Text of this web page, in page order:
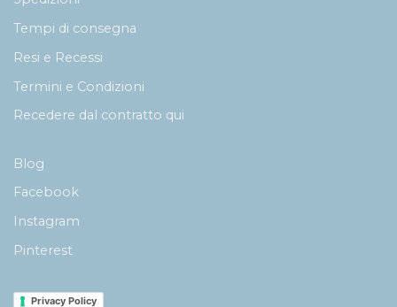
Tempi di consegna
Resi e Recessi
Termini e Condizioni
Recedere dal contratto qui
Blog
Facebook
Instagram
Pinterest
Privacy Policy